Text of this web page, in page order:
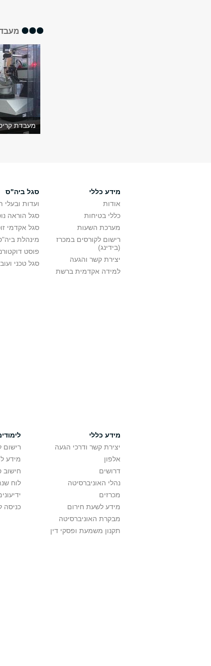
מעבדת
מידע כללי
אודות
כללי בטיחות
מערכת השעות
רישום לקורסים במכרז
(בידינג)
יצירת קשר והגעה
למידה אקדמית ברשת
סגל ביה"ס
ועדות ובעלי
סגל הוראה
סגל אקדמי
מינהלת
פוסט
סגל טכני
מידע כללי
יצירת קשר ודרכי הגעה
אלפון
דרושים
נהלי האוניברסיטה
מכרזים
מידע לשעת חירום
מבקרת האוניברסיטה
תקנון משמעת ופסקי דין
רישום
מידע
חישוב
לוח
כניסה